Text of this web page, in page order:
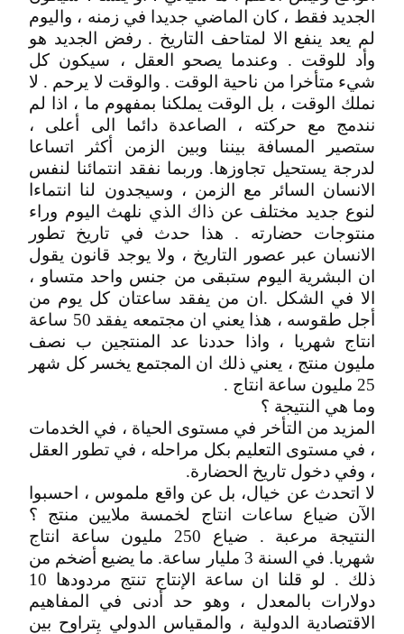
الجديد فقط ، كان الماضي جديدا في زمنه ، واليوم
لم يعد ينفع الا لمتاحف التاريخ . رفض الجديد هو
وأد للوقت . وعندما يصحو العقل ، سيكون كل
شيء متأخرا من ناحية الوقت . والوقت لا يرحم . لا
نملك الوقت ، بل الوقت يملكنا بمفهوم ما ، اذا لم
نندمج مع حركته ، الصاعدة دائما الى أعلى ،
ستصير المسافة بيننا وبين الزمن أكثر اتساعا
لدرجة يستحيل تجاوزها. وربما نفقد انتمائنا لنفس
الانسان السائر مع الزمن ، وسيجدون لنا انتماءا
لنوع جديد مختلف عن ذاك الذي نلهث اليوم وراء
منتوجات حضارته . هذا حدث في تاريخ تطور
الانسان عبر عصور التاريخ ، ولا يوجد قانون يقول
ان البشرية اليوم ستبقى من جنس واحد متساو ،
الا في الشكل .ان من يفقد ساعتان كل يوم من
أجل طقوسه ، هذا يعني ان مجتمعه يفقد 50 ساعة
انتاج شهريا ، واذا حددنا عد المنتجين ب نصف
مليون منتج ، يعني ذلك ان المجتمع يخسر كل شهر
25 مليون ساعة انتاج .
وما هي النتيجة ؟
المزيد من التأخر في مستوى الحياة ، في الخدمات
، في مستوى التعليم بكل مراحله ، في تطور العقل
، وفي دخول تاريخ الحضارة.
لا اتحدث عن خيال، بل عن واقع ملموس ، احسبوا
الآن ضياع ساعات انتاج لخمسة ملايين منتج ؟
النتيجة مرعبة . ضياع 250 مليون ساعة انتاج
شهريا. في السنة 3 مليار ساعة. ما يضيع أضخم من
ذلك . لو قلنا ان ساعة الإنتاج تنتج مردودها 10
دولارات بالمعدل ، وهو حد أدنى في المفاهيم
الاقتصادية الدولية ، والمقياس الدولي يتراوح بين